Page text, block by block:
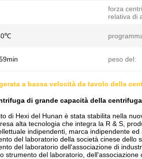
forza
relativa di
peso del:
a bassa velocità da tavolo della
di grande capacità della
di Hexi del Hunan è stata stabilita nella
alta tecnologia che integra la R & S,
indipendenti, marca indipendente
del laboratorio della società cinese dello
del laboratorio dell'associazione di
strumento del laboratorio,